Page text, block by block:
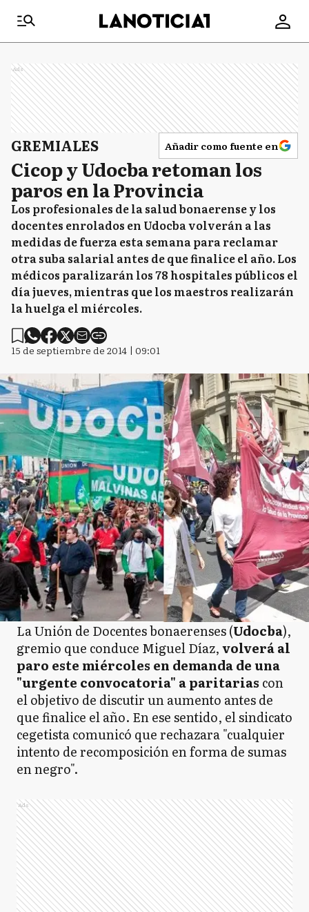
Ads
GREMIALES Añadir como fuente en
Cicop y Udocba retoman los
paros en la Provincia
Los profesionales de la salud bonaerense y los
docentes enrolados en Udocba volverán a las
medidas de fuerza esta semana para reclamar
otra suba salarial antes de que finalice el año. Los
médicos paralizarán los 78 hospitales públicos el
día jueves, mientras que los maestros realizarán
la huelga el miércoles.
15 de septiembre de 2014 | 09:01
La Unión de Docentes bonaerenses (Udocba),
gremio que conduce Miguel Díaz,volverá al
paro este miércoles en demanda de una
"urgente convocatoria" a paritarias con
el objetivo de discutir un aumento antes de
que finalice el año. En ese sentido, el sindicato
cegetista comunicó que rechazara "cualquier
intento de recomposición en forma de sumas
en negro".
Ads